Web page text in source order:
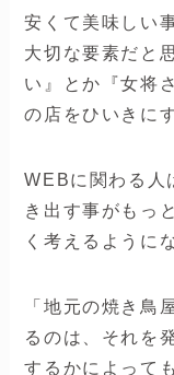
安くて美味しい
大切な要素だと
い』とか『女将
の店をひいきに
WEBに関わる人
き出す事がもっ
く考えるように
「地元の焼き鳥
るのは、それを
するかによって